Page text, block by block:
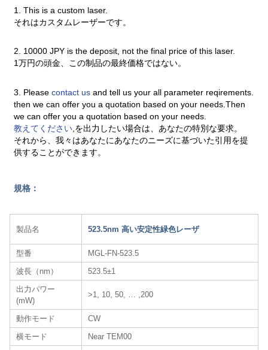
1. This is a custom laser.
それはカスタムレーザーです。
2. 10000 JPY is the deposit, not the final price of this laser.
1万円の頭金、この制品の最終価格ではない。
3. Pleasecontact usand tell us your all parameter reqirements.
then we can offer you a quotation based on your needs.Then
we can offer you a quotation based on your needs.
教えてください ,を出力したい場合は、あなたの特別な要求。
それから、我々はあなたにあなたのニーズに基づいた引用を提
供することができます。
規格：
製品名 523.5nm 高い安定性緑色レーザ
型番
MGL-FN-523.5
波長（nm）
523.5±1
出力パワー
(mW)
>1, 10, 50, … ,200
動作モード
CW
横モード
Near TEM00